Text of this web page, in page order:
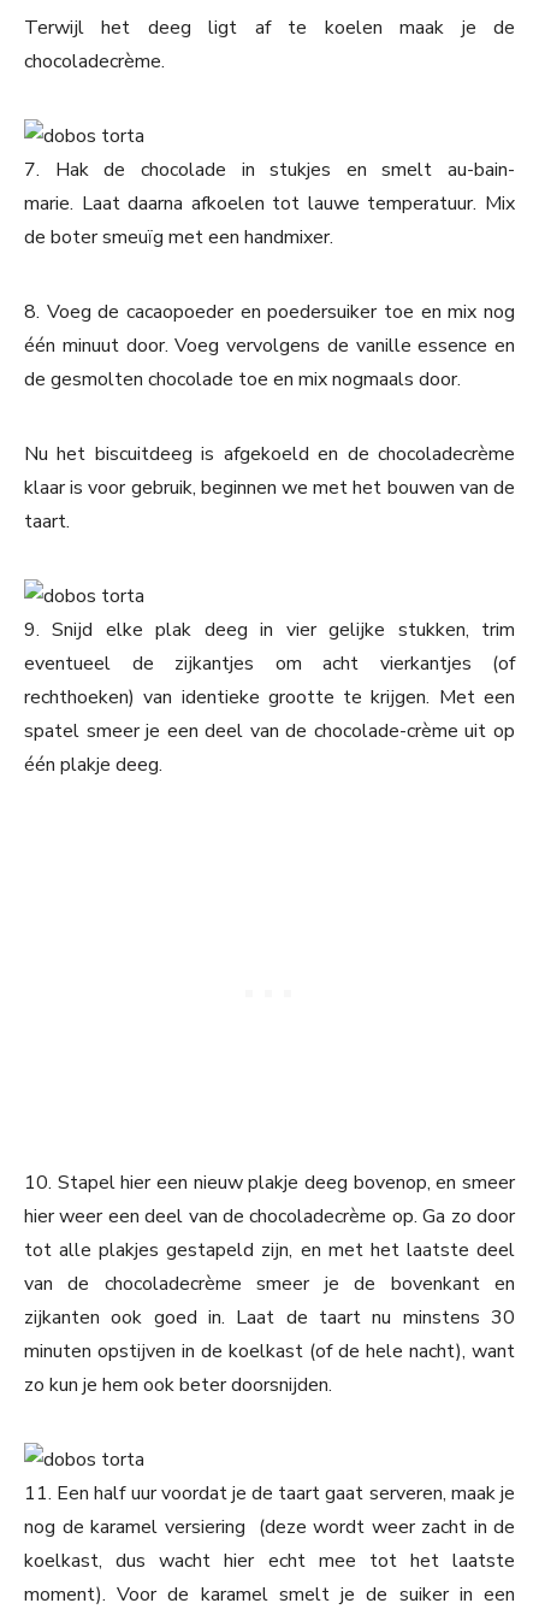
Terwijl het deeg ligt af te koelen maak je de
chocoladecrème.
7. Hak de chocolade in stukjes en smelt au-bain-
marie. Laat daarna afkoelen tot lauwe temperatuur. Mix
de boter smeuïg met een handmixer.
8. Voeg de cacaopoeder en poedersuiker toe en mix nog
één minuut door. Voeg vervolgens de vanille essence en
de gesmolten chocolade toe en mix nogmaals door.
Nu het biscuitdeeg is afgekoeld en de chocoladecrème
klaar is voor gebruik, beginnen we met het bouwen van de
taart.
9. Snijd elke plak deeg in vier gelijke stukken, trim
eventueel de zijkantjes om acht vierkantjes (of
rechthoeken) van identieke grootte te krijgen. Met een
spatel smeer je een deel van de chocolade-crème uit op
één plakje deeg.
10. Stapel hier een nieuw plakje deeg bovenop, en smeer
hier weer een deel van de chocoladecrème op. Ga zo door
tot alle plakjes gestapeld zijn, en met het laatste deel
van de chocoladecrème smeer je de bovenkant en
zijkanten ook goed in. Laat de taart nu minstens 30
minuten opstijven in de koelkast (of de hele nacht), want
zo kun je hem ook beter doorsnijden.
11. Een half uur voordat je de taart gaat serveren, maak je
nog de karamel versiering (deze wordt weer zacht in de
koelkast, dus wacht hier echt mee tot het laatste
moment). Voor de karamel smelt je de suiker in een